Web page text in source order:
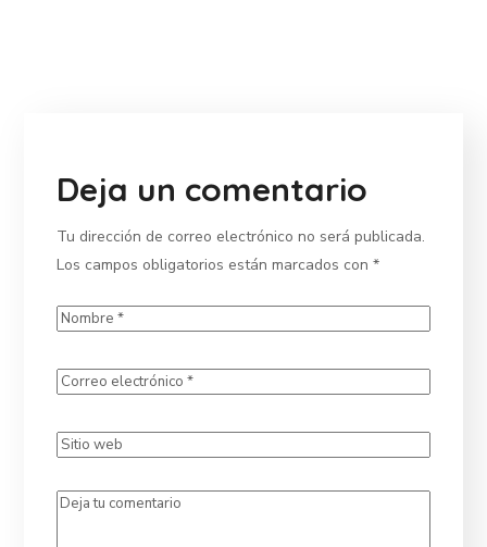
Deja un comentario
Tu dirección de correo electrónico no será publicada.
Los campos obligatorios están marcados con*